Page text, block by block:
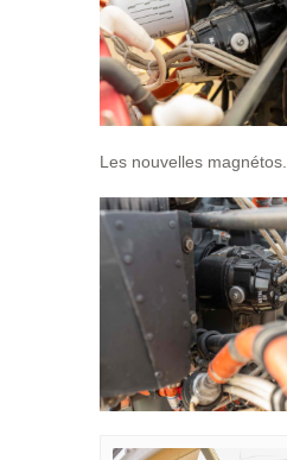
Les nouvelles magnétos.